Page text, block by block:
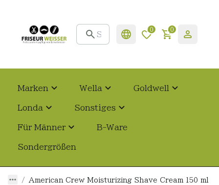
0 0
Marken Wella Goldwell
Londa Sonstiges
Für Männer B-Ware
Sondergrößen
American Crew Moisturizing Shave Cream 150 ml